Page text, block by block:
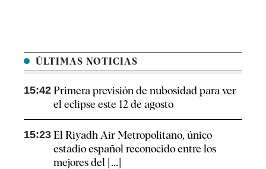
ÚLTIMAS NOTICIAS
15:42 Primera previsión de nubosidad para ver
el eclipse este 12 de agosto
15:23 El Riyadh Air Metropolitano, único
estadio español reconocido entre los
mejores del [...]